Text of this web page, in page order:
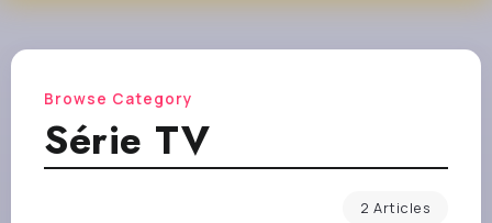
Browse Category
Série TV
2 Articles